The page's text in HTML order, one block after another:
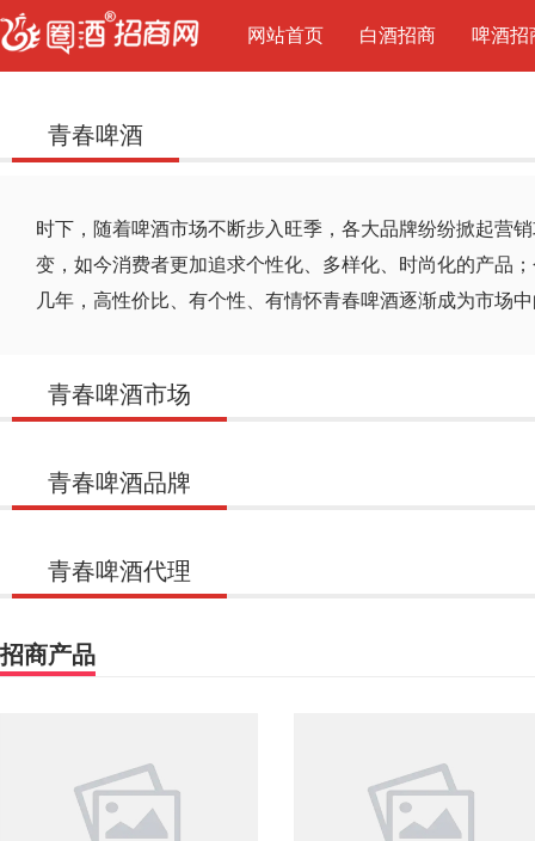
网站首页 白酒招商 啤酒招
青春啤酒
时下，随着啤酒市场不断步入旺季，各大品牌纷纷掀起营
变，如今消费者更加追求个性化、多样化、时尚化的产品
几年，高性价比、有个性、有情怀青春啤酒逐渐成为市场
青春啤酒市场
青春啤酒品牌
青春啤酒代理
招商产品